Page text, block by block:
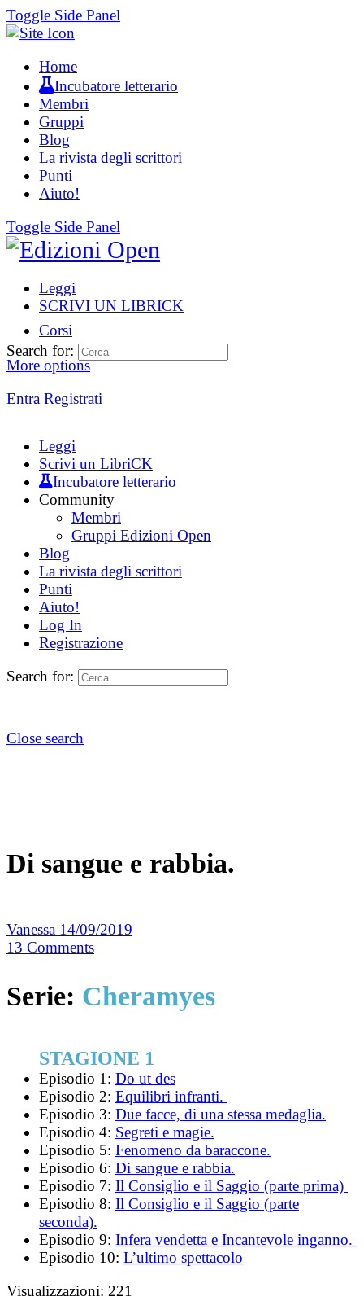
Toggle Side Panel
Home
Incubatore letterario
Membri
Gruppi
Blog
La rivista degli scrittori
Punti
Aiuto!
Toggle Side Panel
Leggi
SCRIVI UN LIBRICK
Corsi
More options
Entra Registrati
Search for:
Leggi
Scrivi un LibriCK
Incubatore letterario
Community
Membri
Gruppi Edizioni Open
Blog
La rivista degli scrittori
Punti
Aiuto!
Log In
Registrazione
Search for:
Close search
Di sangue e rabbia.
Vanessa 14/09/2019
13 Comments
Serie: Cheramyes
STAGIONE 1
Episodio 1: Do ut des
Episodio 2: Equilibri infranti.
Episodio 3: Due facce, di una stessa medaglia.
Episodio 4: Segreti e magie.
Episodio 5: Fenomeno da baraccone.
Episodio 6: Di sangue e rabbia.
Episodio 7: Il Consiglio e il Saggio (parte prima)
Episodio 8: Il Consiglio e il Saggio (parte
seconda).
Episodio 9: Infera vendetta e Incantevole inganno.
Episodio 10: L’ultimo spettacolo
Visualizzazioni: 221